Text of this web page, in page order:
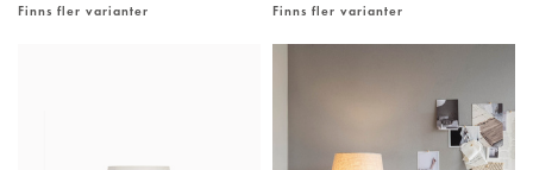
Finns fler varianter Finns fler varianter